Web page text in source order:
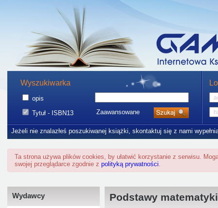
Wyszukiwarka
opis
Tytuł - ISBN13
Zaawansowane
Jeżeli nie znalazłeś poszukiwanej książki, skontaktuj się z nami
Ta strona używa plików cookies, by ułatwić korzystanie z serwisu.
swojej przeglądarce zgodnie z polityką prywatności.
Wydawcy Podstawy matematyki